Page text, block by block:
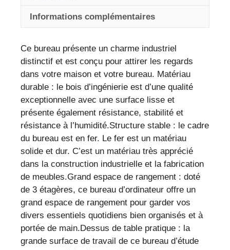
fer
-
Design
moderne
et
rangement
fonctionnel
Informations complémentaires
Ce bureau présente un charme industriel
distinctif et est conçu pour attirer les regards
dans votre maison et votre bureau. Matériau
durable : le bois d’ingénierie est d’une qualité
exceptionnelle avec une surface lisse et
présente également résistance, stabilité et
résistance à l’humidité.Structure stable : le cadre
du bureau est en fer. Le fer est un matériau
solide et dur. C’est un matériau très apprécié
dans la construction industrielle et la fabrication
de meubles.Grand espace de rangement : doté
de 3 étagères, ce bureau d’ordinateur offre un
grand espace de rangement pour garder vos
divers essentiels quotidiens bien organisés et à
portée de main.Dessus de table pratique : la
grande surface de travail de ce bureau d’étude